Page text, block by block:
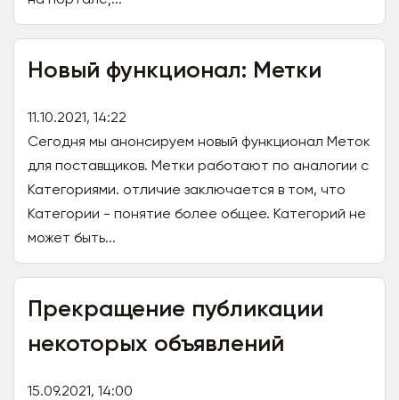
Новый функционал: Метки
11.10.2021, 14:22
Сегодня мы анонсируем новый функционал Меток
для поставщиков. Метки работают по аналогии с
Категориями. отличие заключается в том, что
Категории - понятие более общее. Категорий не
может быть...
Прекращение публикации
некоторых объявлений
15.09.2021, 14:00